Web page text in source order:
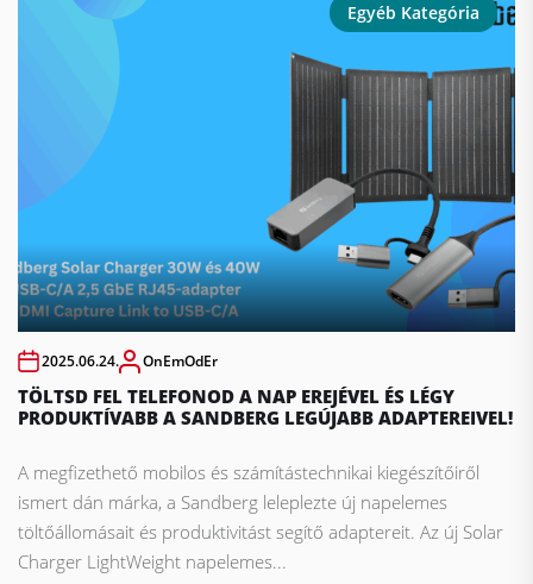
Egyéb Kategória
2025.06.24. OnEmOdEr
TÖLTSD FEL TELEFONOD A NAP EREJÉVEL ÉS LÉGY
PRODUKTÍVABB A SANDBERG LEGÚJABB ADAPTEREIVEL!
A megfizethető mobilos és számítástechnikai kiegészítőiről
ismert dán márka, a Sandberg leleplezte új napelemes
töltőállomásait és produktivitást segítő adaptereit. Az új Solar
Charger LightWeight napelemes...